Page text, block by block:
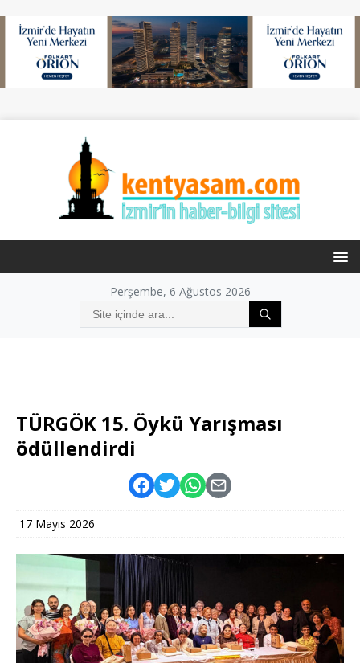
Perşembe, 6 Ağustos 2026
TÜRGÖK 15. Öykü Yarışması
ödüllendirdi
17 Mayıs 2026